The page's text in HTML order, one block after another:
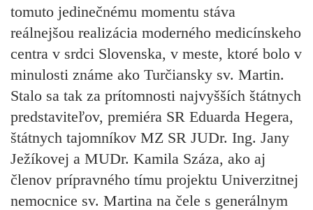
tomuto jedinečnému momentu stáva
reálnejšou realizácia moderného medicínskeho
centra v srdci Slovenska, v meste, ktoré bolo v
minulosti známe ako Turčiansky sv. Martin.
Stalo sa tak za prítomnosti najvyšších štátnych
predstaviteľov, premiéra SR Eduarda Hegera,
štátnych tajomníkov MZ SR JUDr. Ing. Jany
Ježíkovej a MUDr. Kamila Száza, ako aj
členov prípravného tímu projektu Univerzitnej
nemocnice sv. Martina na čele s generálnym